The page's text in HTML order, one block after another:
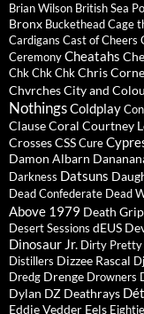
Brian Wilson British Sea
Bronx BucketheadCage
Cardigans Cast of Cheers
CeremonyCheatahs
Chk Chk ChkChris
ChvrchesCity and
NothingsColdplay
ClauseCoral Courtney
CrossesCSSCure
Damon Albarn
Darkness Datsuns
Dead Confederate Dead
Above 1979 Death
Desert Sessions dEUS
Dinosaur Jr. Dirty Pretty
Distillers Dizzee Rascal
Dredg Drenge Drowners
Dylan DZ Deathrays
Eddie Vedder Eels